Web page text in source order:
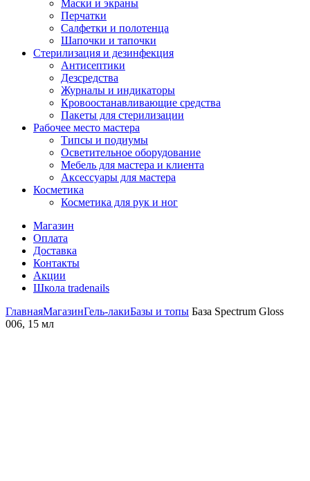
Маски и экраны
Перчатки
Салфетки и полотенца
Шапочки и тапочки
Стерилизация и дезинфекция
Антисептики
Дезсредства
Журналы и индикаторы
Кровоостанавливающие средства
Пакеты для стерилизации
Рабочее место мастера
Типсы и подиумы
Осветительное оборудование
Мебель для мастера и клиента
Аксессуары для мастера
Косметика
Косметика для рук и ног
Магазин
Оплата
Доставка
Контакты
Акции
Школа tradenails
ГлавнаяМагазинГель-лакиБазы и топы База Spectrum Gloss
006, 15 мл